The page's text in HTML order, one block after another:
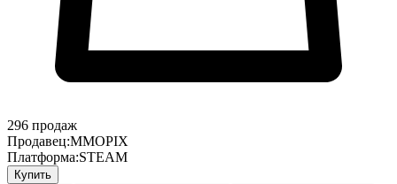
296 продаж
Продавец:MMOPIX
Платформа:STEAM
Купить